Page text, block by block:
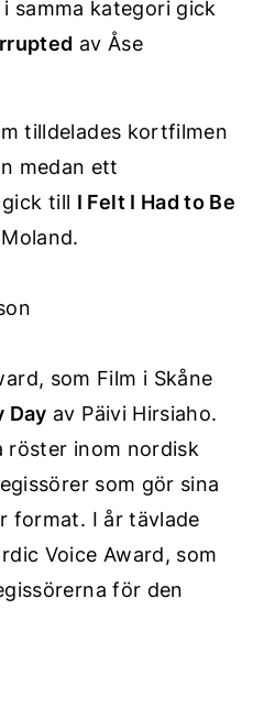
samma kategori gick
av Åse
tilldelades kortfilmen
medan ett
till I Felt I Had to Be
som Film i Skåne
Day av Päivi Hirsiaho.
röster inom nordisk
som gör sina
format. I år tävlade
Voice Award, som
för den